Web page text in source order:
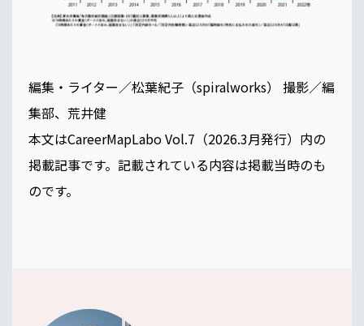
編集・ライター／松葉紀子（spiralworks） 撮影／編
集部、荒井健
本文はCareerMapLabo Vol.7（2026.3月発行）内の
掲載記事です。記載されている内容は掲載当時のも
のです。